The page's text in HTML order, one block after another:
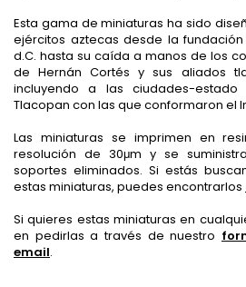
Esta gama de miniaturas ha sido
ejércitos aztecas desde la fundación
d.C. hasta su caída a manos de los
de Hernán Cortés y sus aliados
incluyendo a las ciudades-
Tlacopan con las que conformaron el
Las miniaturas se imprimen en
resolución de 30μm y se
soportes eliminados. Si estás
estas miniaturas, puedes encontrarlos
Si quieres estas miniaturas en
en pedirlas a través de nuestro
email.